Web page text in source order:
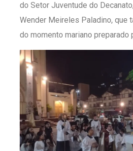
do Setor Juventude do
Wender Meireles Paladino, que
do momento mariano preparado